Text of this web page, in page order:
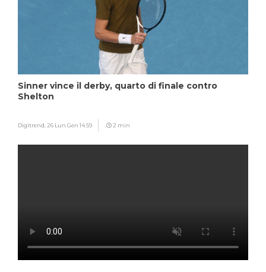
Sinner vince il derby, quarto di finale contro
Shelton
Digitrend, 26 Lun Gen 14:59 2 min